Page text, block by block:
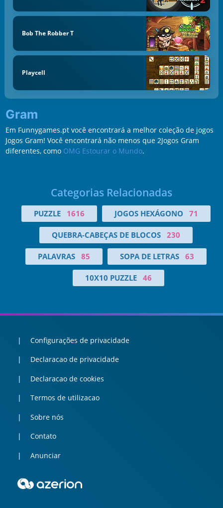
Bob The Robber T
Playcell
Gram
Em Funnygames.pt você encontrará a melhor coleção de jogos
Jogos Gram! Você encontrará não menos que 2Jogos Gram
diferentes, como OMG Estourar o Mundo.
Categorias Relacionadas
PUZZLE 1616 JOGOS HEXÁGONO 71
QUEBRA-CABEÇAS DE BLOCOS 230
PALAVRAS 85 SOPA DE LETRAS 63
10X10 PUZZLE 46
Configurações de privacidade
Declaracao de privacidade
Declaracao de cookies
Termos de utilizacao
Sobre nós
Contato
Anunciar